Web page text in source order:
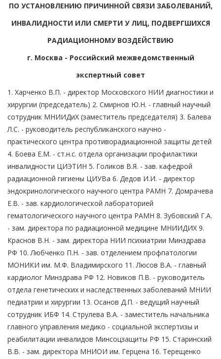
ПО УСТАНОВЛЕНИЮ ПРИЧИННОЙ СВЯЗИ ЗАБОЛЕВАНИЙ,
ИНВАЛИДНОСТИ ИЛИ СМЕРТИ У ЛИЦ, ПОДВЕРГШИХСЯ
РАДИАЦИОННОМУ ВОЗДЕЙСТВИЮ
г. Москва - Российский межведомственный
экспертный совет
1. Харченко В.П. - директор Московского НИИ диагностики и
хирургии (председатель) 2. Смирнов Ю.Н. - главный научный
сотрудник МНИИДиХ (заместитель председателя) 3. Балева
Л.С. - руководитель республиканского научно -
практического центра противорадиационной защиты детей
4. Боева Е.М. - ст.н.с. отдела организации профилактики
инвалидности ЦИЭТИН 5. Голиков В.Я. - зав. кафедрой
радиационной гигиены ЦИУВа 6. Дедов И.И. - директор
эндокринологического научного центра РАМН 7. Домрачева
Е.В. - зав. кардиологической лабораторией
гематологического научного центра РАМН 8. Зубовский Г.А.
- зам. директора по радиационной медицине МНИИДИХ 9.
Краснов В.Н. - зам. директора НИИ психиатрии Минздрава
РФ 10. Любченко П.Н. - зав. отделением профпатологии
МОНИКИ им. М.Ф. Владимирского 11. Люсов В.А. - главный
кардиолог Минздрава РФ 12. Новиков П.В. - руководитель
отдела генетических и наследственных заболеваний МНИИ
педиатрии и хирургии 13. Осанов Д.П. - ведущий научный
сотрудник ИБФ 14. Струлева В.А. - заместитель начальника
главного управления медико - социальной экспертизы и
реабилитации инвалидов Минсоцзащиты РФ 15. Старинский
В.В. - зам. директора МНИОИ им. Герцена 16. Терещенко